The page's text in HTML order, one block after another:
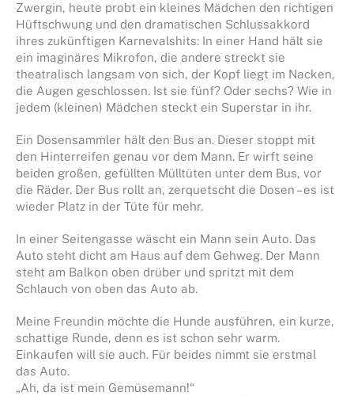
Zwergin, heute probt ein kleines Mädchen den richtigen
Hüftschwung und den dramatischen Schlussakkord
ihres zukünftigen Karnevalshits: In einer Hand hält sie
ein imaginäres Mikrofon, die andere streckt sie
theatralisch langsam von sich, der Kopf liegt im Nacken,
die Augen geschlossen. Ist sie fünf? Oder sechs? Wie in
jedem (kleinen) Mädchen steckt ein Superstar in ihr.
Ein Dosensammler hält den Bus an. Dieser stoppt mit
den Hinterreifen genau vor dem Mann. Er wirft seine
beiden großen, gefüllten Mülltüten unter dem Bus, vor
die Räder. Der Bus rollt an, zerquetscht die Dosen – es ist
wieder Platz in der Tüte für mehr.
In einer Seitengasse wäscht ein Mann sein Auto. Das
Auto steht dicht am Haus auf dem Gehweg. Der Mann
steht am Balkon oben drüber und spritzt mit dem
Schlauch von oben das Auto ab.
Meine Freundin möchte die Hunde ausführen, ein kurze,
schattige Runde, denn es ist schon sehr warm.
Einkaufen will sie auch. Für beides nimmt sie erstmal
das Auto.
„Ah, da ist mein Gemüsemann!“